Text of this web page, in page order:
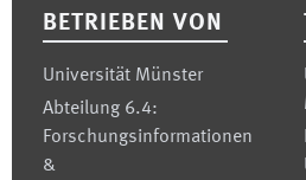
BETRIEBEN VON
Universität Münster
Abteilung 6.4:
Forschungsinformationen
&